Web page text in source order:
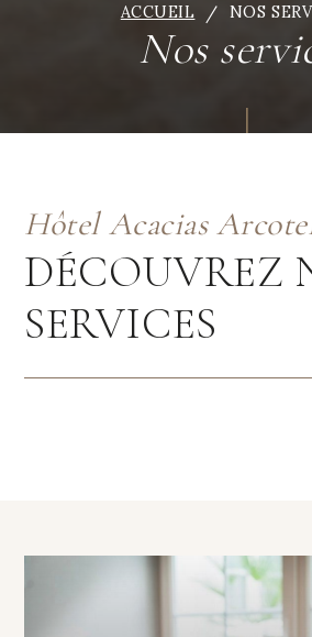
ACCUEIL NOS
Nos
Hôtel Acacias
DÉCOUVREZ
SERVICES